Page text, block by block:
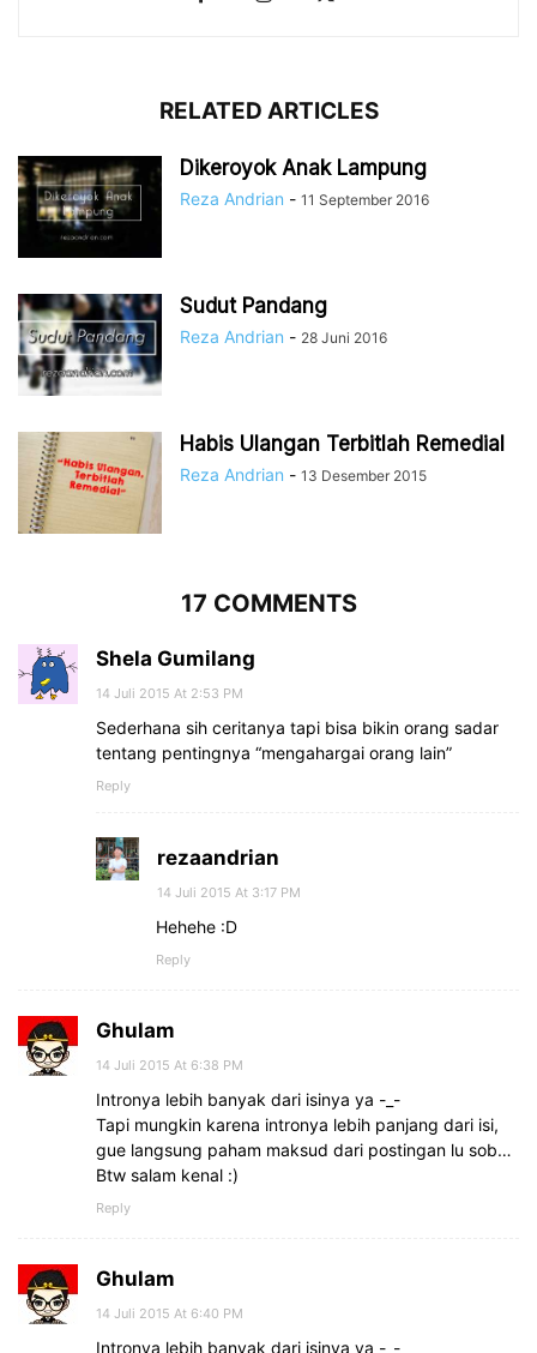
RELATED ARTICLES
Dikeroyok Anak Lampung
Reza Andrian - 11 September 2016
Sudut Pandang
Reza Andrian - 28 Juni 2016
Habis Ulangan Terbitlah Remedial
Reza Andrian - 13 Desember 2015
17 COMMENTS
Shela Gumilang
14 Juli 2015 At 2:53 PM
Sederhana sih ceritanya tapi bisa bikin orang sadar
tentang pentingnya “mengahargai orang lain”
Reply
rezaandrian
14 Juli 2015 At 3:17 PM
Hehehe :D
Reply
Ghulam
14 Juli 2015 At 6:38 PM
Intronya lebih banyak dari isinya ya -_-
Tapi mungkin karena intronya lebih panjang dari isi,
gue langsung paham maksud dari postingan lu sob…
Btw salam kenal :)
Reply
Ghulam
14 Juli 2015 At 6:40 PM
Intronya lebih banyak dari isinya ya -_-